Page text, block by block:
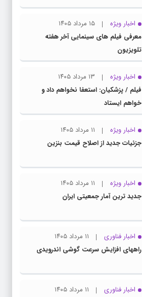
اخبار ویژه
۱۵ مرداد ۱۴۰۵
معرفی فیلم های سینمایی آخر هفته
تلویزیون
اخبار ویژه
۱۳ مرداد ۱۴۰۵
فیلم / پزشکیان: استعفا نخواهم داد و
خواهم ایستاد
اخبار ویژه
۱۱ مرداد ۱۴۰۵
جزئیات جدید از اصلاح قیمت بنزین
اخبار ویژه
۱۱ مرداد ۱۴۰۵
جدید ترین آمار جمعیتی ایران
اخبار فناوری
۱۱ مرداد ۱۴۰۵
راههای افزایش سرعت گوشی اندرویدی
اخبار فناوری
۱۱ مرداد ۱۴۰۵